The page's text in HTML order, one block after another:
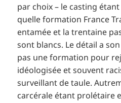
par choix – le casting
quelle formation France
entamée et la trentaine
sont blancs. Le détail a
pas une formation pour
idéologisée et souvent
surveillant de taule.
carcérale étant prolétaire